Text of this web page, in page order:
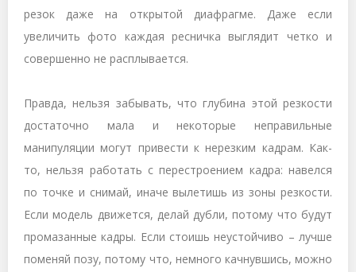
резок даже на открытой диафрагме. Даже если
увеличить фото каждая ресничка выглядит четко и
совершенно не расплывается.
Правда, нельзя забывать, что глубина этой резкости
достаточно мала и некоторые неправильные
манипуляции могут привести к нерезким кадрам. Как-
то, нельзя работать с перестроением кадра: навелся
по точке и снимай, иначе вылетишь из зоны резкости.
Если модель движется, делай дубли, потому что будут
промазанные кадры. Если стоишь неустойчиво – лучше
поменяй позу, потому что, немного качнувшись, можно